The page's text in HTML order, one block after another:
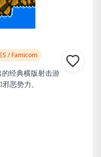
/ Famicom
经典横版射击游
恶势力。